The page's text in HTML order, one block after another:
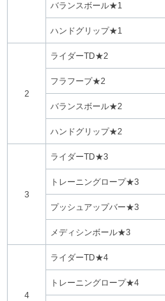
バランスボール★1
ハンドグリップ★1
2
ライダーTD★2
フラフープ★2
バランスボール★2
ハンドグリップ★2
3
ライダーTD★3
トレーニングロープ★3
プッシュアップバー★3
メディシンボール★3
4
ライダーTD★4
トレーニングロープ★4